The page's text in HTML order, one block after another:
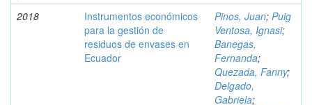
2018
Instrumentos económicos
para la gestión de
residuos de envases en
Ecuador
Pinos, Juan; Puig
Ventosa, Ignasi;
Banegas,
Fernanda;
Quezada, Fanny;
Delgado,
Gabriela;